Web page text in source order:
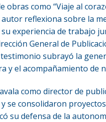
como “Viaje al
reflexiona sobre la
experiencia de trabajo
General de
subrayó la
el acompañamiento de
como director de
se consolidaron
su defensa de la